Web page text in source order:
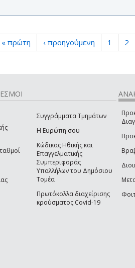
« πρώτη ‹ προηγούμενη 1 2
Συγγράμματα Τμημάτων
Η Ευρώπη σου
Κώδικας Ηθικής και
Επαγγελματικής
Συμπεριφοράς
Υπαλλήλων του Δημόσιου
Τομέα
Πρωτόκολλα διαχείρισης
κρούσματος Covid-19